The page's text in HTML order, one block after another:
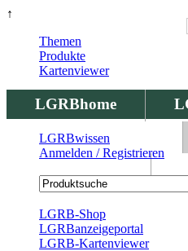
↑
LGRBhome
LGRBbohrungen
Themen
Produkte
Kartenviewer
LGRBwissen
Anmelden / Registrieren
LGRB-Shop
LGRBanzeigeportal
LGRB-Kartenviewer